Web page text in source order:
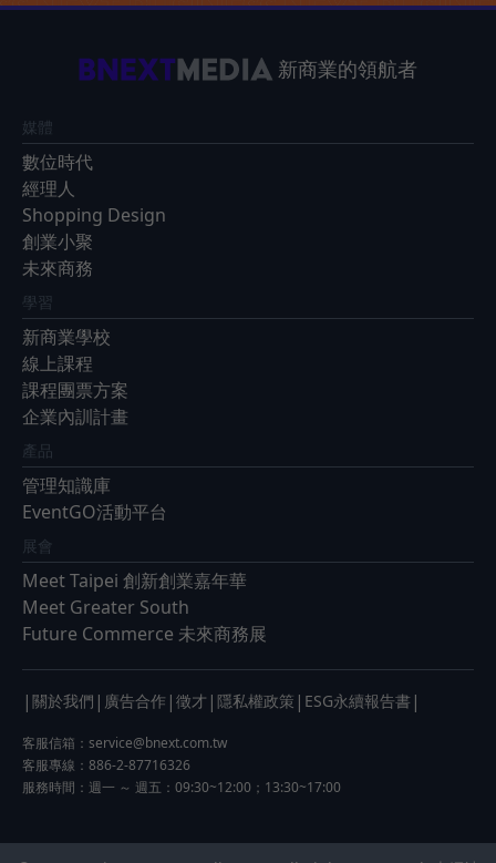
新商業的領航者
媒體
數位時代
經理人
Shopping Design
創業小聚
未來商務
學習
新商業學校
線上課程
課程團票方案
企業內訓計畫
產品
管理知識庫
EventGO活動平台
展會
Meet Taipei 創新創業嘉年華
Meet Greater South
Future Commerce 未來商務展
| 關於我們 | 廣告合作 | 徵才 | 隱私權政策 | ESG永續報告書 |
客服信箱： service@bnext.com.tw
客服專線：886-2-87716326
服務時間：週一 ～ 週五：09:30~12:00；13:30~17:00